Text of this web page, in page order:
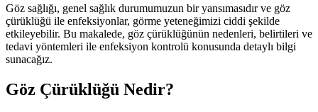
Göz sağlığı, genel sağlık durumumuzun bir yansımasıdır ve göz
çürüklüğü ile enfeksiyonlar, görme yeteneğimizi ciddi şekilde
etkileyebilir. Bu makalede, göz çürüklüğünün nedenleri, belirtileri ve
tedavi yöntemleri ile enfeksiyon kontrolü konusunda detaylı bilgi
sunacağız.
Göz Çürüklüğü Nedir?